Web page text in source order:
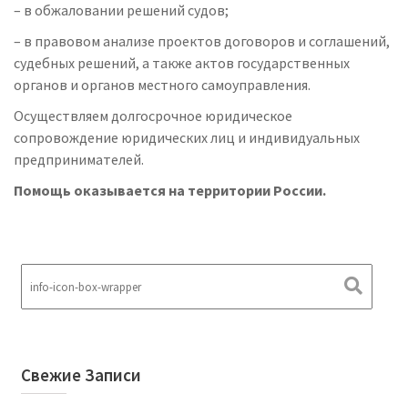
– в обжаловании решений судов;
– в правовом анализе проектов договоров и соглашений,
судебных решений, а также актов государственных
органов и органов местного самоуправления.
Осуществляем долгосрочное юридическое
сопровождение юридических лиц и индивидуальных
предпринимателей.
Помощь оказывается на территории России.
Свежие Записи